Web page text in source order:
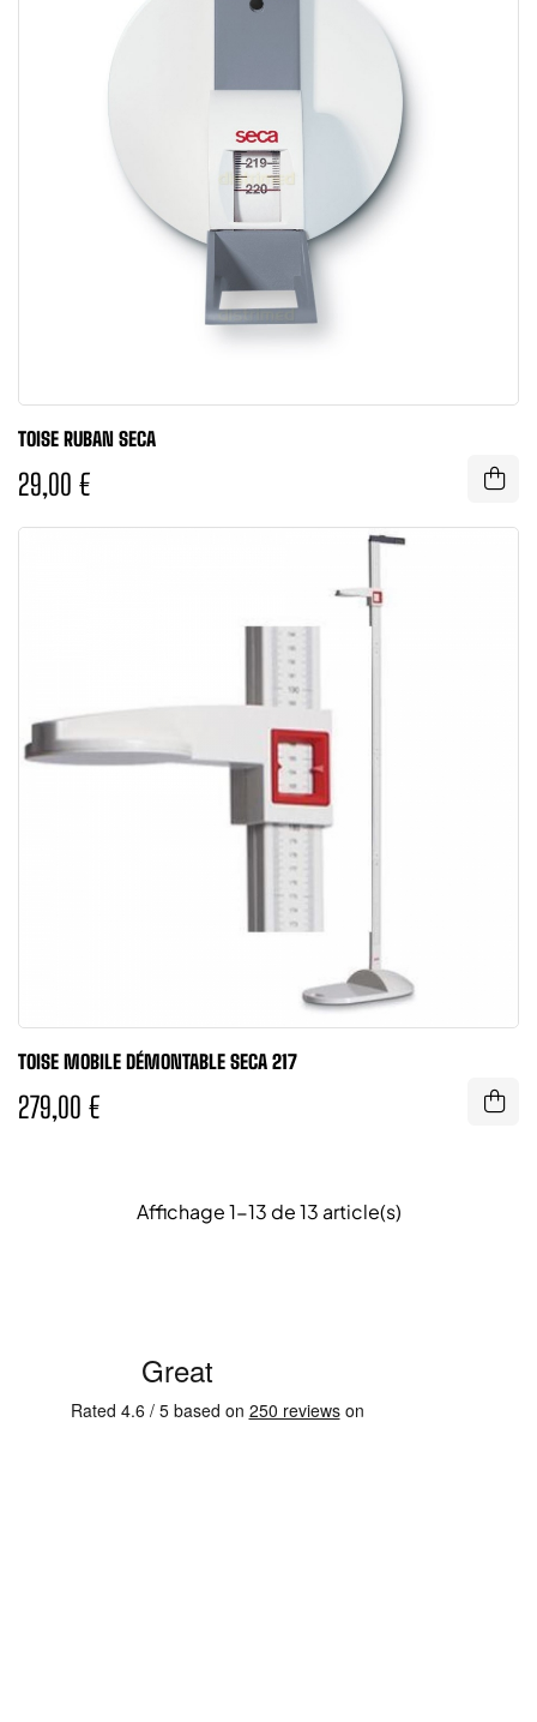
TOISE RUBAN SECA
29,00 €
TOISE MOBILE DÉMONTABLE SECA 217
279,00 €
Affichage 1-13 de 13 article(s)